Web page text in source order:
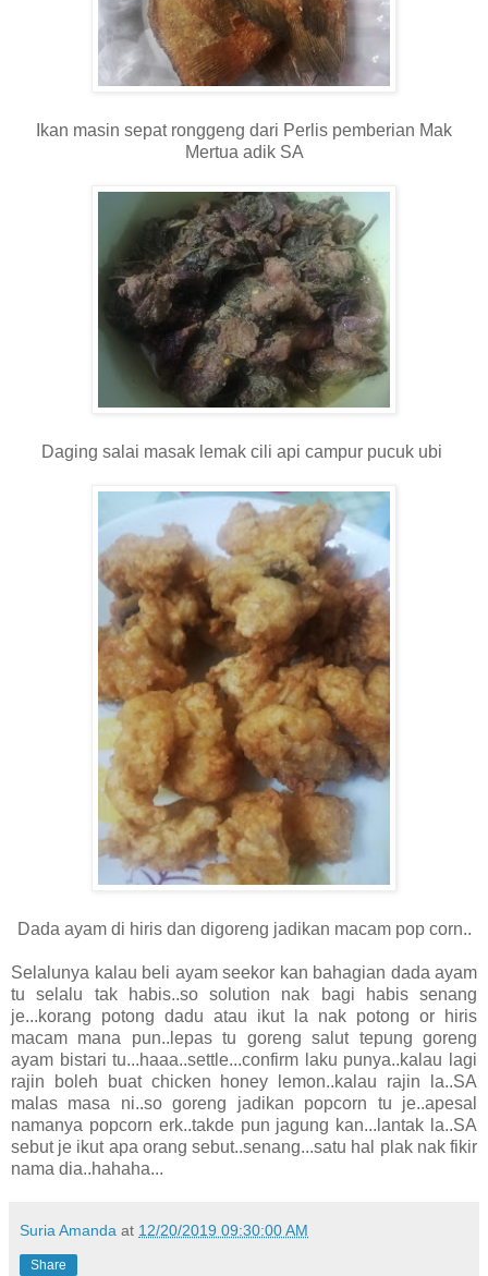
Ikan masin sepat ronggeng dari Perlis pemberian Mak
Mertua adik SA
Daging salai masak lemak cili api campur pucuk ubi
Dada ayam di hiris dan digoreng jadikan macam pop corn..
Selalunya kalau beli ayam seekor kan bahagian dada ayam
tu selalu tak habis..so solution nak bagi habis senang
je...korang potong dadu atau ikut la nak potong or hiris
macam mana pun..lepas tu goreng salut tepung goreng
ayam bistari tu...haaa..settle...confirm laku punya..kalau lagi
rajin boleh buat chicken honey lemon..kalau rajin la..SA
malas masa ni..so goreng jadikan popcorn tu je..apesal
namanya popcorn erk..takde pun jagung kan...lantak la..SA
sebut je ikut apa orang sebut..senang...satu hal plak nak fikir
nama dia..hahaha...
Suria Amanda at 12/20/2019 09:30:00 AM
Share